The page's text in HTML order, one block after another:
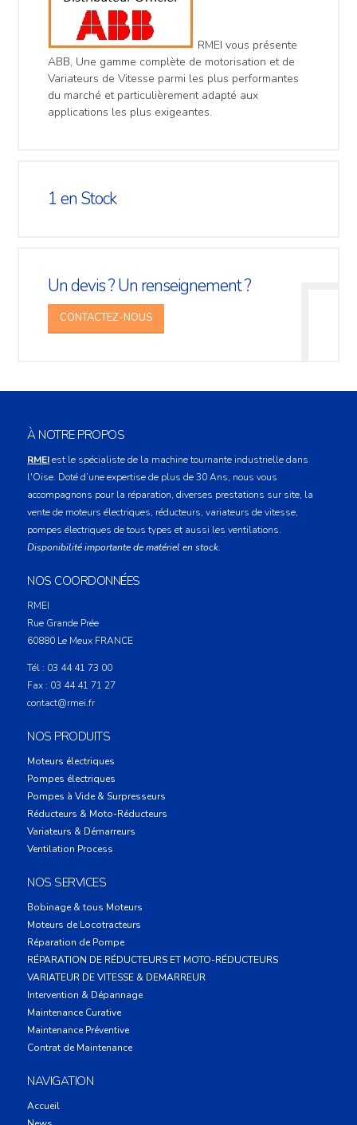
RMEI vous présente
ABB, Une gamme complète de motorisation et de
Variateurs de Vitesse parmi les plus performantes
du marché et particulièrement adapté aux
applications les plus exigeantes.
1en Stock
Un devis ? Un renseignement ?
CONTACTEZ-NOUS
À NOTRE PROPOS
RMEIest le spécialiste de la machine tournante industrielle dans
l'Oise. Doté d’une expertise de plus de 30 Ans, nous vous
accompagnons pour la réparation, diverses prestations sur site, la
vente de moteurs électriques, réducteurs, variateurs de vitesse,
pompes électriques de tous types et aussi les ventilations.
Disponibilité importante de matériel en stock.
NOS COORDONNÉES
RMEI
Rue Grande Prée
60880 Le Meux FRANCE
Tél : 03 44 41 73 00
Fax : 03 44 41 71 27
contact@rmei.fr
NOS PRODUITS
Moteurs électriques
Pompes électriques
Pompes à Vide & Surpresseurs
Réducteurs & Moto-Réducteurs
Variateurs & Démarreurs
Ventilation Process
NOS SERVICES
Bobinage & tous Moteurs
Moteurs de Locotracteurs
Réparation de Pompe
RÉPARATION DE RÉDUCTEURS ET MOTO-RÉDUCTEURS
VARIATEUR DE VITESSE & DEMARREUR
Intervention & Dépannage
Maintenance Curative
Maintenance Préventive
Contrat de Maintenance
NAVIGATION
Accueil